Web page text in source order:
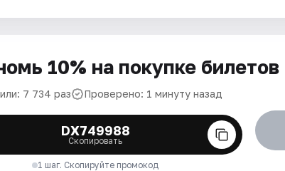
10% на покупке билетов
7 734 раз Проверено: 1 минуту назад
DX749988
Скопировать
1 шаг. Скопируйте промокод